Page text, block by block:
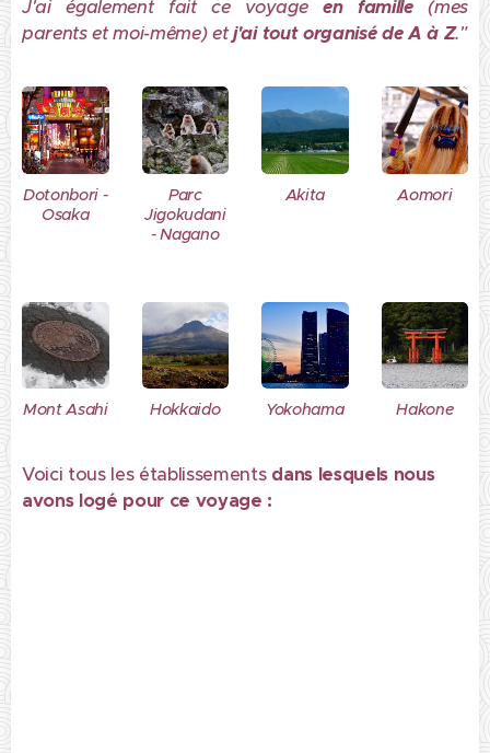
J'ai également fait ce voyageen famille(mes
parents et moi-même) etj'ai tout organisé de A à Z."
Dotonbori -
Osaka
Parc
Jigokudani
- Nagano
Akita Aomori
Mont Asahi Hokkaido Yokohama Hakone
Voici tous les établissements dans lesquels nous
avons logé pour ce voyage :